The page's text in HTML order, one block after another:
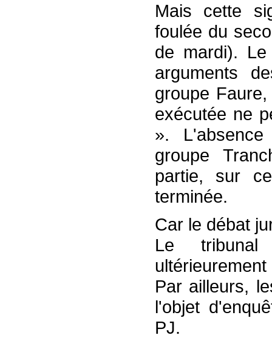
Mais cette
foulée du
de mardi).
arguments
groupe
exécutée ne
».
groupe
partie, sur
terminée.
Car le débat
Le tribunal
Par ailleurs,
l'objet
PJ.